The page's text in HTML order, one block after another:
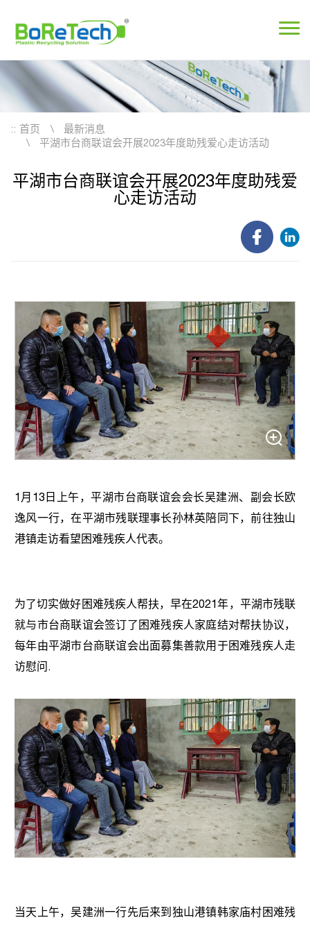
:: 首页
最新消息
平湖市台商联谊会开展2023年度助残爱心走访活动
平湖市台商联谊会开展2023年度助残爱
心走访活动
1月13日上午，平湖市台商联谊会会长吴建洲、副会长欧
逸风一行，在平湖市残联理事长孙林英陪同下，前往独山
港镇走访看望困难残疾人代表。
为了切实做好困难残疾人帮扶，早在2021年，平湖市残联
就与市台商联谊会签订了困难残疾人家庭结对帮扶协议，
每年由平湖市台商联谊会出面募集善款用于困难残疾人走
访慰问.
当天上午，吴建洲一行先后来到独山港镇韩家庙村困难残